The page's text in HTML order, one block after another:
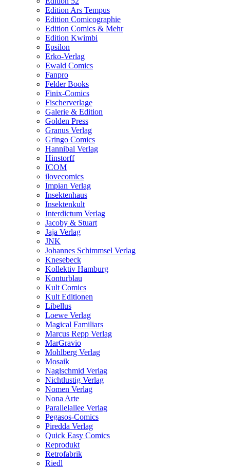
Edition Ars Tempus
Edition Comicographie
Edition Comics & Mehr
Edition Kwimbi
Epsilon
Erko-Verlag
Ewald Comics
Fanpro
Felder Books
Finix-Comics
Fischerverlage
Galerie & Edition
Golden Press
Granus Verlag
Gringo Comics
Hannibal Verlag
Hinstorff
ICOM
ilovecomics
Impian Verlag
Insektenhaus
Insektenkult
Interdictum Verlag
Jacoby & Stuart
Jaja Verlag
JNK
Johannes Schimmsel Verlag
Knesebeck
Kollektiv Hamburg
Konturblau
Kult Comics
Kult Editionen
Libellus
Loewe Verlag
Magical Familiars
Marcus Repp Verlag
MarGravio
Mohlberg Verlag
Mosaik
Naglschmid Verlag
Nichtlustig Verlag
Nomen Verlag
Nona Arte
Parallelallee Verlag
Pegasos-Comics
Piredda Verlag
Quick Easy Comics
Reprodukt
Retrofabrik
Riedl